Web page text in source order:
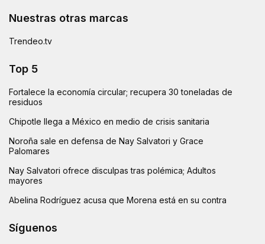
Nuestras otras marcas
Trendeo.tv
Top 5
Fortalece la economía circular; recupera 30 toneladas de
residuos
Chipotle llega a México en medio de crisis sanitaria
Noroña sale en defensa de Nay Salvatori y Grace
Palomares
Nay Salvatori ofrece disculpas tras polémica; Adultos
mayores
Abelina Rodríguez acusa que Morena está en su contra
Síguenos